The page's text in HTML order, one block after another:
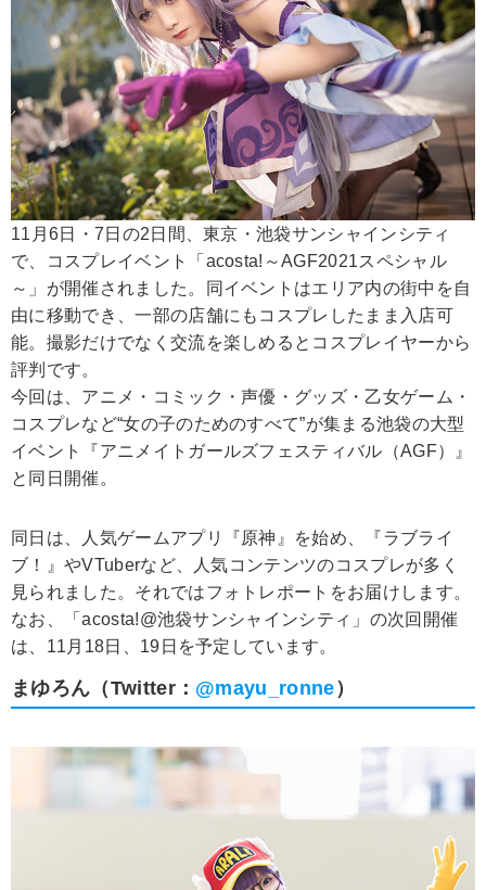
11月6日・7日の2日間、東京・池袋サンシャインシティ
で、コスプレイベント「acosta!～AGF2021スペシャル
～」が開催されました。同イベントはエリア内の街中を自
由に移動でき、一部の店舗にもコスプレしたまま入店可
能。撮影だけでなく交流を楽しめるとコスプレイヤーから
評判です。
今回は、アニメ・コミック・声優・グッズ・乙女ゲーム・
コスプレなど“女の子のためのすべて”が集まる池袋の大型
イベント『アニメイトガールズフェスティバル（AGF）』
と同日開催。
同日は、人気ゲームアプリ『原神』を始め、『ラブライ
ブ！』やVTuberなど、人気コンテンツのコスプレが多く
見られました。それではフォトレポートをお届けします。
なお、「acosta!@池袋サンシャインシティ」の次回開催
は、11月18日、19日を予定しています。
まゆろん（Twitter： @mayu_ronne）